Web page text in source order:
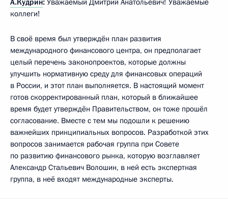
коллеги!
В своё время был утверждён план развития
международного финансового центра, он предполагает
целый перечень законопроектов, которые должны
улучшить нормативную среду для финансовых операций
в России, и этот план выполняется. В настоящий момент
готов скорректированный план, который в ближайшее
время будет утверждён Правительством, он тоже прошёл
согласование. Вместе с тем мы подошли к решению
важнейших принципиальных вопросов. Разработкой этих
вопросов занимается рабочая группа при Совете
по развитию финансового рынка, которую возглавляет
Александр Стальевич Волошин, в ней есть экспертная
группа, в неё входят международные эксперты.